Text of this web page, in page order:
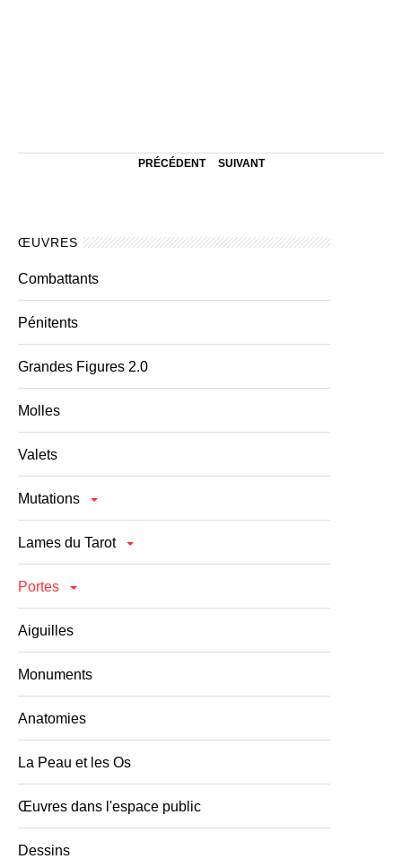
PRÉCÉDENT SUIVANT
ŒUVRES
Combattants
Pénitents
Grandes Figures 2.0
Molles
Valets
Mutations
Lames du Tarot
Portes
Aiguilles
Monuments
Anatomies
La Peau et les Os
Œuvres dans l'espace public
Dessins